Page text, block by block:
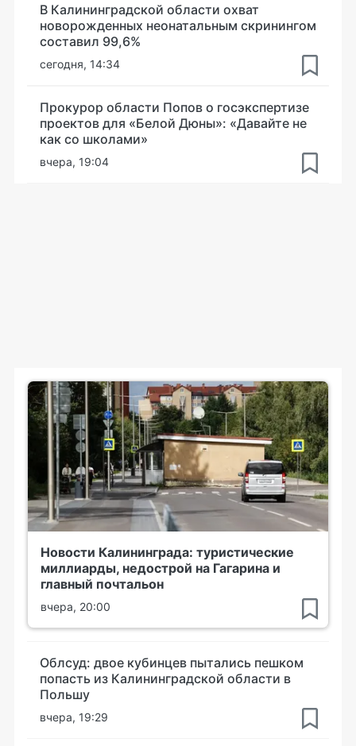
В Калининградской области охват
новорожденных неонатальным скринингом
составил 99,6%
сегодня, 14:34
Прокурор области Попов о госэкспертизе
проектов для «Белой Дюны»: «Давайте не
как со школами»
вчера, 19:04
Новости Калининграда: туристические
миллиарды, недострой на Гагарина и
главный почтальон
вчера, 20:00
Облсуд: двое кубинцев пытались пешком
попасть из Калининградской области в
Польшу
вчера, 19:29